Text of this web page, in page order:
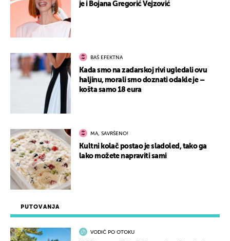
PUTOVANJA
VODIČ PO OTOKU
je i Bojana Gregorić Vejzović
BAŠ EFEKTNA
Kada smo na zadarskoj rivi ugledali ovu
haljinu, morali smo doznati odakle je –
košta samo 18 eura
MA, SAVRŠENO!
Kultni kolač postao je sladoled, tako ga
lako možete napraviti sami